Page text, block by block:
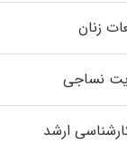
زنان
نساجی
ارشد